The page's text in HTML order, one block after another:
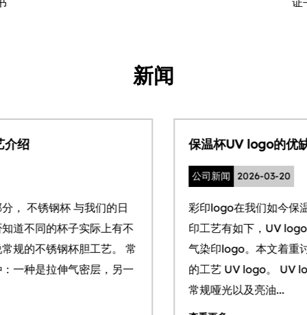
新闻
保温杯UV logo的优缺点和工艺
彩印logo在我们如今保温杯里越来越常见。常规的彩
印工艺有如下，UV logo，热转印logo，水贴 logo，
气染印logo。本文着重讨论目前大货做下来较为普遍
的工艺 UV logo。 UV logo我们目前有两种效果可以